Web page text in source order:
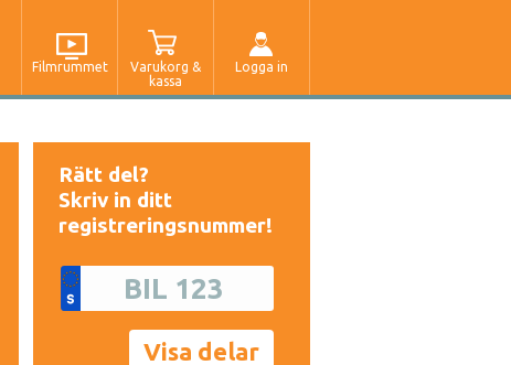
Filmrummet
Varukorg &
kassa
Logga in
Rätt del?
Skriv in ditt
registreringsnummer!